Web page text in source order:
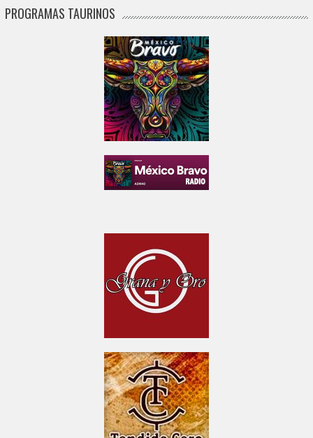
PROGRAMAS TAURINOS